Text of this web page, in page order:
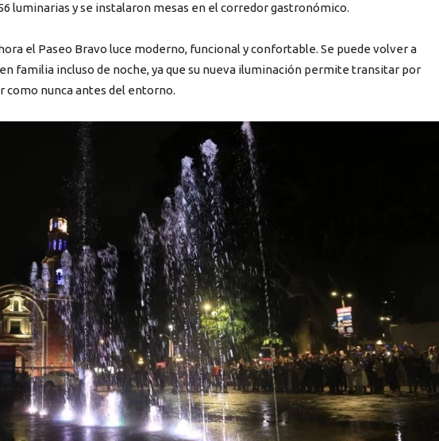
luminarias y se instalaron mesas en el corredor gastronómico.
el Paseo Bravo luce moderno, funcional y confortable. Se puede volver a
familia incluso de noche, ya que su nueva iluminación permite transitar por
como nunca antes del entorno.